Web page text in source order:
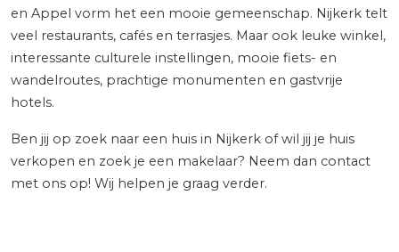
en Appel vorm het een mooie gemeenschap. Nijkerk telt
veel restaurants, cafés en terrasjes. Maar ook leuke winkel,
interessante culturele instellingen, mooie fiets- en
wandelroutes, prachtige monumenten en gastvrije
hotels.
Ben jij op zoek naar een huis in Nijkerk of wil jij je huis
verkopen en zoek je een makelaar? Neem dan contact
met ons op! Wij helpen je graag verder.